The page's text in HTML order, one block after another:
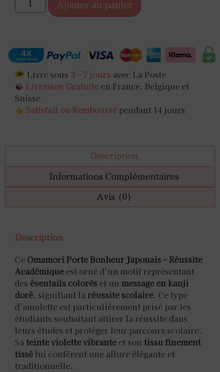
Ajouter au panier
Livré sous 3 – 7 jours avec La Poste
Livraison Gratuite en France, Belgique et
Suisse
Satisfait ou Remboursé pendant 14 jours
Description
Informations Complémentaires
Avis (0)
Description
Ce Omamori Porte Bonheur Japonais – Réussite
Académique est orné d’un motif représentant
des éventails colorés et un message en kanji
doré, signifiant la réussite scolaire. Ce type
d’amulette est particulièrement prisé par les
étudiants souhaitant attirer la réussite dans
leurs études et protéger leur parcours scolaire.
Sa teinte violette vibrante et son tissu finement
tissé lui confèrent une allure élégante et
traditionnelle.